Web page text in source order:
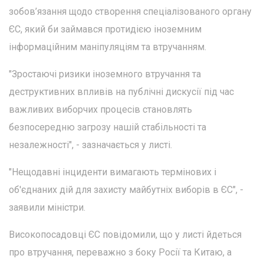
зобов’язання щодо створення спеціалізованого органу
ЄС, який би займався протидією іноземним
інформаційним маніпуляціям та втручанням.
"Зростаючі ризики іноземного втручання та
деструктивних впливів на публічні дискусії під час
важливих виборчих процесів становлять
безпосередню загрозу нашій стабільності та
незалежності", - зазначається у листі.
"Нещодавні інциденти вимагають термінових і
об'єднаних дій для захисту майбутніх виборів в ЄС", -
заявили міністри.
Високопосадовці ЄС повідомили, що у листі йдеться
про втручання, переважно з боку Росії та Китаю, а